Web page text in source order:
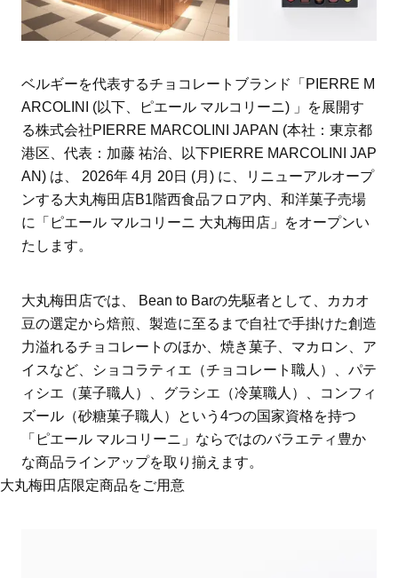
ベルギーを代表するチョコレートブランド「PIERRE M
ARCOLINI (以下、ピエール マルコリーニ) 」を展開す
る株式会社PIERRE MARCOLINI JAPAN (本社：東京都
港区、代表：加藤 祐治、以下PIERRE MARCOLINI JAP
AN) は、 2026年 4月 20日 (月) に、リニューアルオープ
ンする大丸梅田店B1階西食品フロア内、和洋菓子売場
に「ピエール マルコリーニ 大丸梅田店」をオープンい
たします。
大丸梅田店では、 Bean to Barの先駆者として、カカオ
豆の選定から焙煎、製造に至るまで自社で手掛けた創造
力溢れるチョコレートのほか、焼き菓子、マカロン、ア
イスなど、ショコラティエ（チョコレート職人）、パテ
ィシエ（菓子職人）、グラシエ（冷菓職人）、コンフィ
ズール（砂糖菓子職人）という4つの国家資格を持つ
「ピエール マルコリーニ」ならではのバラエティ豊か
な商品ラインアップを取り揃えます。
大丸梅田店限定商品をご用意